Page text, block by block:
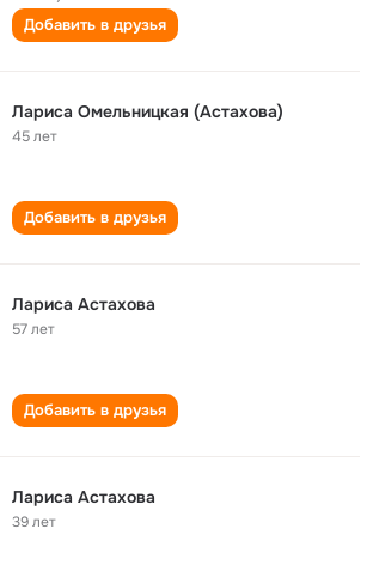
Добавить в друзья
Лариса Омельницкая (Астахова)
45 лет
Добавить в друзья
Лариса Астахова
57 лет
Добавить в друзья
Лариса Астахова
39 лет